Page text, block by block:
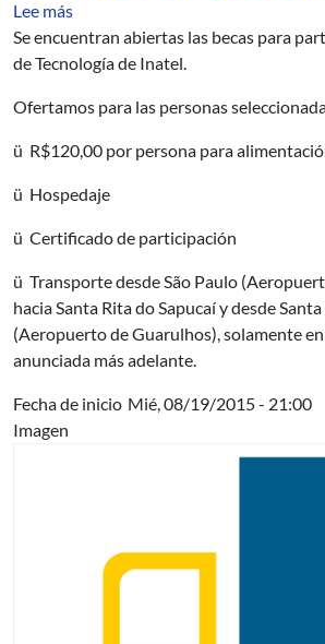
Lee mássobre Becas para participar de la
Se encuentran abiertas las becas para
de Tecnología de Inatel.
Ofertamos para las personas
ü R$120,00 por persona para
ü Hospedaje
ü Certificado de participación
ü Transporte desde São Paulo
hacia Santa Rita do Sapucaí y desde
(Aeropuerto de Guarulhos), solamente
anunciada más adelante.
Fecha de inicio Mié, 08/19/2015 - 21:00
Imagen